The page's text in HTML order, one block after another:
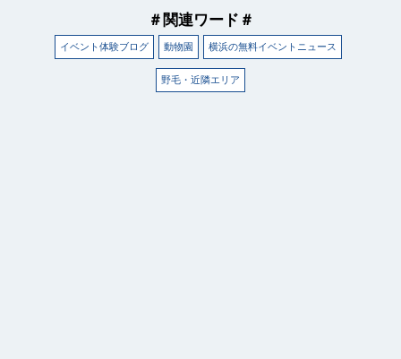
＃関連ワード＃
イベント体験ブログ 動物園 横浜の無料イベントニュース
野毛・近隣エリア